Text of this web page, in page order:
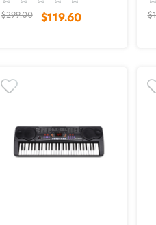
$299.00 $119.60